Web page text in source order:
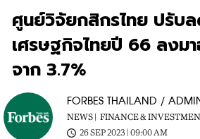
ศูนย์วิจัยกสิกรไทย ปรับ
เศรษฐกิจไทยปี 66 ลงม
จาก 3.7%
FORBES THAILAND /
NEWS |
FINANCE &
26 SEP 2023 | 09:00 AM